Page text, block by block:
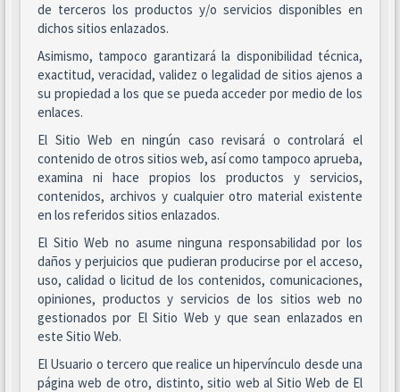
de terceros los productos y/o servicios disponibles en
dichos sitios enlazados.
Asimismo, tampoco garantizará la disponibilidad técnica,
exactitud, veracidad, validez o legalidad de sitios ajenos a
su propiedad a los que se pueda acceder por medio de los
enlaces.
El Sitio Web en ningún caso revisará o controlará el
contenido de otros sitios web, así como tampoco aprueba,
examina ni hace propios los productos y servicios,
contenidos, archivos y cualquier otro material existente
en los referidos sitios enlazados.
El Sitio Web no asume ninguna responsabilidad por los
daños y perjuicios que pudieran producirse por el acceso,
uso, calidad o licitud de los contenidos, comunicaciones,
opiniones, productos y servicios de los sitios web no
gestionados por El Sitio Web y que sean enlazados en
este Sitio Web.
El Usuario o tercero que realice un hipervínculo desde una
página web de otro, distinto, sitio web al Sitio Web de El